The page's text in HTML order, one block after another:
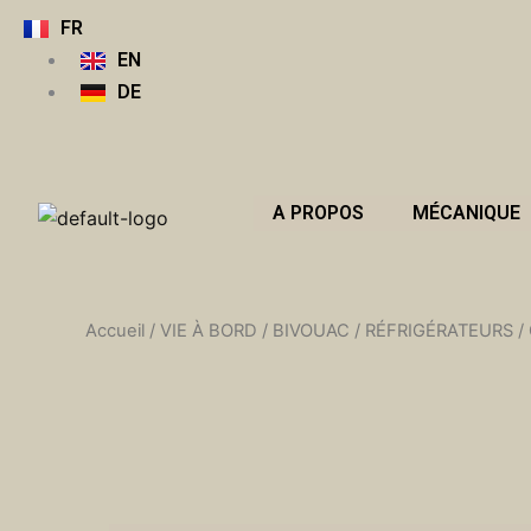
Aller
FR
EN
DE
A PROPOS MÉCANIQUE
Accueil / VIE À BORD / BIVOUAC / RÉFRIGÉRATEURS /